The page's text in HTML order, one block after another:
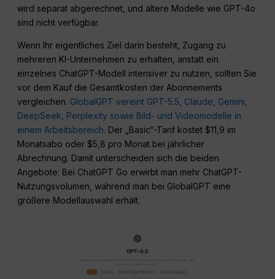
wird separat abgerechnet, und ältere Modelle wie GPT-4o
sind nicht verfügbar.
Wenn Ihr eigentliches Ziel darin besteht, Zugang zu
mehreren KI-Unternehmen zu erhalten, anstatt ein
einzelnes ChatGPT-Modell intensiver zu nutzen, sollten Sie
vor dem Kauf die Gesamtkosten der Abonnements
vergleichen. GlobalGPT vereint GPT-5.5, Claude, Gemini,
DeepSeek, Perplexity sowie Bild- und Videomodelle in
einem Arbeitsbereich. Der „Basic“-Tarif kostet $11,9 im
Monatsabo oder $5,8 pro Monat bei jährlicher
Abrechnung. Damit unterscheiden sich die beiden
Angebote: Bei ChatGPT Go erwirbt man mehr ChatGPT-
Nutzungsvolumen, während man bei GlobalGPT eine
größere Modellauswahl erhält.